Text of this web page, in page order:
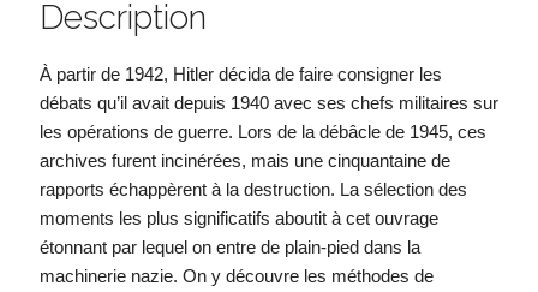
Description
À partir de 1942, Hitler décida de faire consigner les
débats qu’il avait depuis 1940 avec ses chefs militaires sur
les opérations de guerre. Lors de la débâcle de 1945, ces
archives furent incinérées, mais une cinquantaine de
rapports échappèrent à la destruction. La sélection des
moments les plus significatifs aboutit à cet ouvrage
étonnant par lequel on entre de plain-pied dans la
machinerie nazie. On y découvre les méthodes de